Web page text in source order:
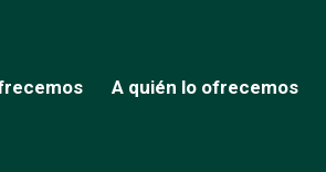
A quién lo ofrecemos